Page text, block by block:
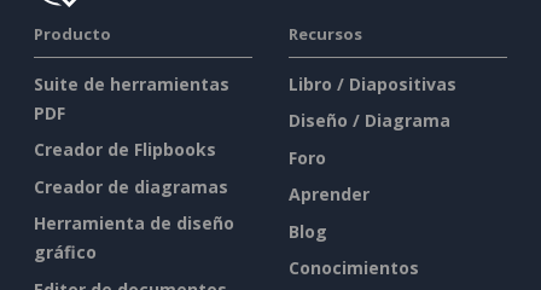
Producto
Suite de herramientas
PDF
Creador de Flipbooks
Creador de diagramas
Herramienta de diseño
gráfico
Recursos
Libro / Diapositivas
Diseño / Diagrama
Foro
Aprender
Blog
Conocimientos